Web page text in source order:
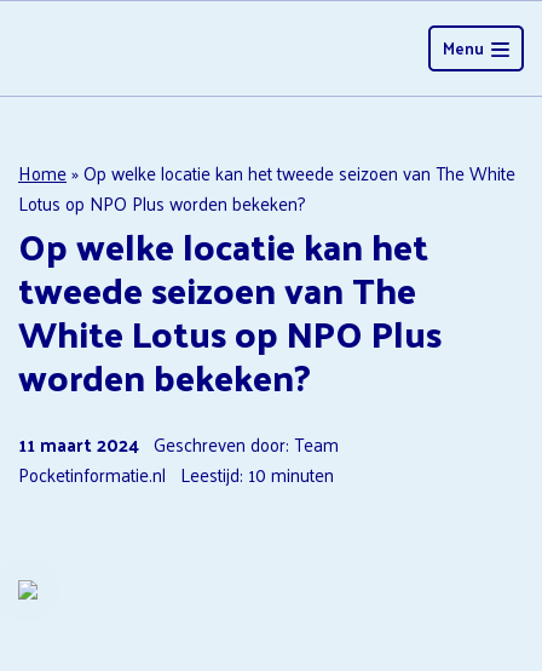
Menu
Home»Op welke locatie kan het tweede seizoen van The White
Lotus op NPO Plus worden bekeken?
Op welke locatie kan het
tweede seizoen van The
White Lotus op NPO Plus
worden bekeken?
11 maart 2024 Geschreven door: Team
Pocketinformatie.nl Leestijd: 10minuten